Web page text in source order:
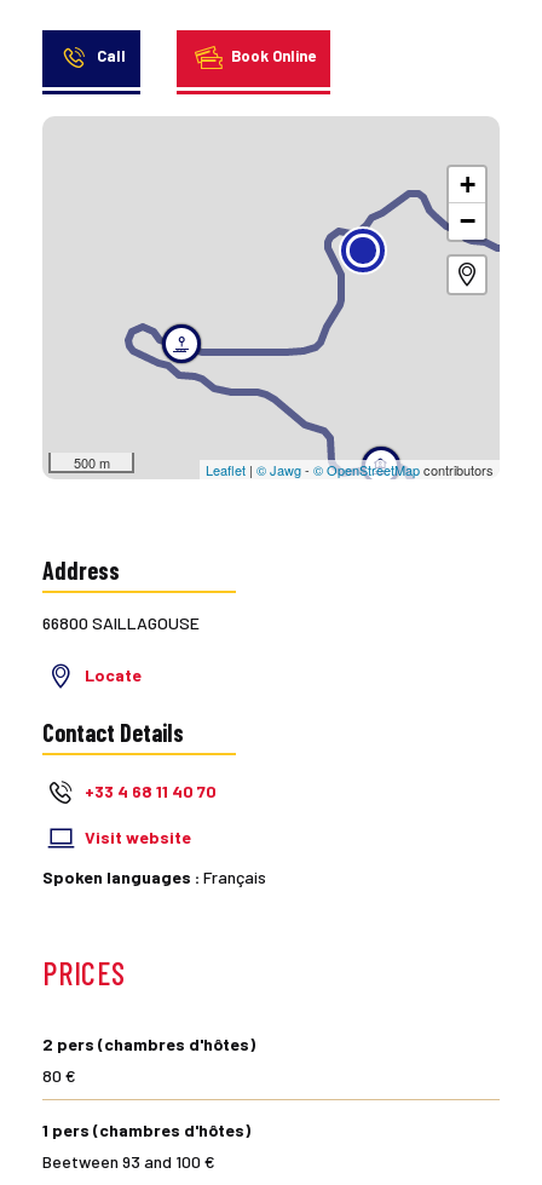
Call Book Online
+
−
500 m Leaflet | © Jawg- © OpenStreetMapcontributors
Address
66800 SAILLAGOUSE
Locate
Contact Details
+33 4 68 11 40 70
Visit website
Spoken languages : Français
PRICES
2 pers (chambres d'hôtes)
80 €
1 pers (chambres d'hôtes)
Beetween 93 and 100 €